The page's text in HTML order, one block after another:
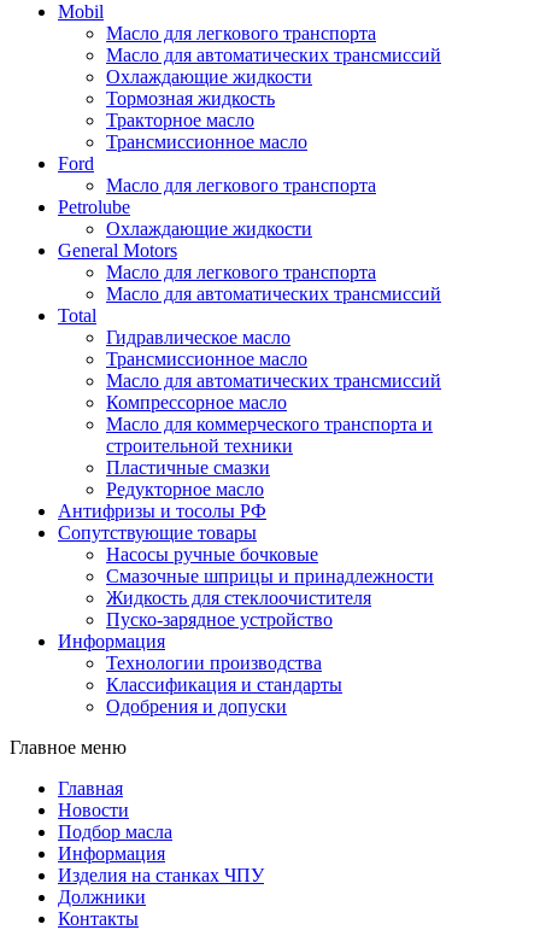
Mobil
Масло для легкового транспорта
Масло для автоматических трансмиссий
Охлаждающие жидкости
Тормозная жидкость
Тракторное масло
Трансмиссионное масло
Ford
Масло для легкового транспорта
Petrolube
Охлаждающие жидкости
General Motors
Масло для легкового транспорта
Масло для автоматических трансмиссий
Total
Гидравлическое масло
Трансмиссионное масло
Масло для автоматических трансмиссий
Компрессорное масло
Масло для коммерческого транспорта и
строительной техники
Пластичные смазки
Редукторное масло
Антифризы и тосолы РФ
Сопутствующие товары
Насосы ручные бочковые
Смазочные шприцы и принадлежности
Жидкость для стеклоочистителя
Пуско-зарядное устройство
Информация
Технологии производства
Классификация и стандарты
Одобрения и допуски
Главное меню
Главная
Новости
Подбор масла
Информация
Изделия на станках ЧПУ
Должники
Контакты